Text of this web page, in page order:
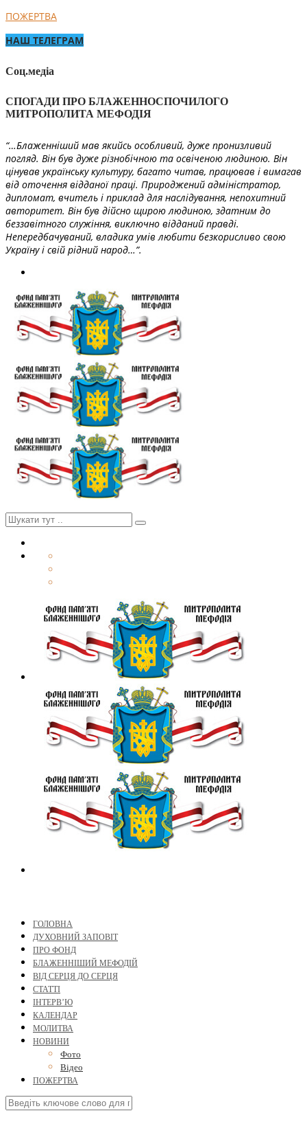
ПОЖЕРТВА
НАШ ТЕЛЕГРАМ
Соц.медіа
СПОГАДИ ПРО БЛАЖЕННОСПОЧИЛОГО
МИТРОПОЛИТА МЕФОДІЯ
“…Блаженніший мав якийсь особливий, дуже пронизливий
погляд. Він був дуже різнобічною та освіченою людиною. Він
цінував українську культуру, багато читав, працював і вимагав
від оточення відданої праці. Природжений адміністратор,
дипломат, вчитель і приклад для наслідування, непохитний
авторитет. Він був дійсно щирою людиною, здатним до
беззавітного служіння, виключно відданий правді.
Непередбачуваний, владика умів любити безкорисливо свою
Україну і свій рідний народ…”.
ГОЛОВНА
ДУХОВНИЙ ЗАПОВІТ
ПРО ФОНД
БЛАЖЕННІШИЙ МЕФОДІЙ
ВІД СЕРЦЯ ДО СЕРЦЯ
СТАТТІ
ІНТЕРВ’Ю
КАЛЕНДАР
МОЛИТВА
НОВИНИ
Фото
Відео
ПОЖЕРТВА